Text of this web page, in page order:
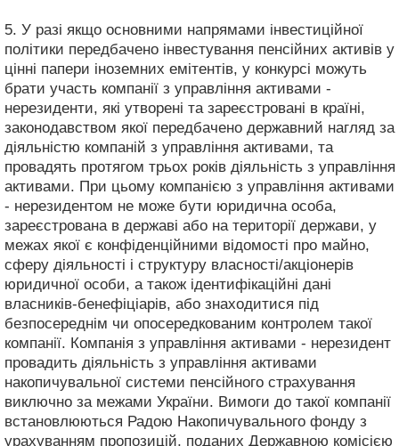
5. У разі якщо основними напрямами інвестиційної
політики передбачено інвестування пенсійних активів у
цінні папери іноземних емітентів, у конкурсі можуть
брати участь компанії з управління активами -
нерезиденти, які утворені та зареєстровані в країні,
законодавством якої передбачено державний нагляд за
діяльністю компаній з управління активами, та
провадять протягом трьох років діяльність з управління
активами. При цьому компанією з управління активами
- нерезидентом не може бути юридична особа,
зареєстрована в державі або на території держави, у
межах якої є конфіденційними відомості про майно,
сферу діяльності і структуру власності/акціонерів
юридичної особи, а також ідентифікаційні дані
власників-бенефіціарів, або знаходитися під
безпосереднім чи опосередкованим контролем такої
компанії. Компанія з управління активами - нерезидент
провадить діяльність з управління активами
накопичувальної системи пенсійного страхування
виключно за межами України. Вимоги до такої компанії
встановлюються Радою Накопичувального фонду з
урахуванням пропозицій, поданих Державною комісією